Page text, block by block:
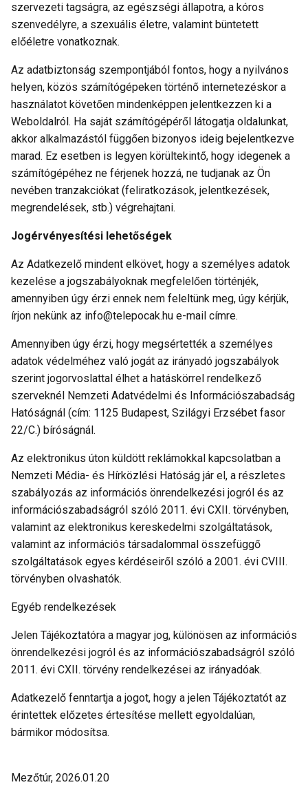
szervezeti tagságra, az egészségi állapotra, a kóros
szenvedélyre, a szexuális életre, valamint büntetett
előéletre vonatkoznak.
Az adatbiztonság szempontjából fontos, hogy a nyilvános
helyen, közös számítógépeken történő internetezéskor a
használatot követően mindenképpen jelentkezzen ki a
Weboldalról. Ha saját számítógépéről látogatja oldalunkat,
akkor alkalmazástól függően bizonyos ideig bejelentkezve
marad. Ez esetben is legyen körültekintő, hogy idegenek a
számítógépéhez ne férjenek hozzá, ne tudjanak az Ön
nevében tranzakciókat (feliratkozások, jelentkezések,
megrendelések, stb.) végrehajtani.
Jogérvényesítési lehetőségek
Az Adatkezelő mindent elkövet, hogy a személyes adatok
kezelése a jogszabályoknak megfelelően történjék,
amennyiben úgy érzi ennek nem feleltünk meg, úgy kérjük,
írjon nekünk az info@telepocak.hu e-mail címre.
Amennyiben úgy érzi, hogy megsértették a személyes
adatok védelméhez való jogát az irányadó jogszabályok
szerint jogorvoslattal élhet a hatáskörrel rendelkező
szerveknél Nemzeti Adatvédelmi és Információszabadság
Hatóságnál (cím: 1125 Budapest, Szilágyi Erzsébet fasor
22/C.) bíróságnál.
Az elektronikus úton küldött reklámokkal kapcsolatban a
Nemzeti Média- és Hírközlési Hatóság jár el, a részletes
szabályozás az információs önrendelkezési jogról és az
információszabadságról szóló 2011. évi CXII. törvényben,
valamint az elektronikus kereskedelmi szolgáltatások,
valamint az információs társadalommal összefüggő
szolgáltatások egyes kérdéseiről szóló a 2001. évi CVIII.
törvényben olvashatók.
Egyéb rendelkezések
Jelen Tájékoztatóra a magyar jog, különösen az információs
önrendelkezési jogról és az információszabadságról szóló
2011. évi CXII. törvény rendelkezései az irányadóak.
Adatkezelő fenntartja a jogot, hogy a jelen Tájékoztatót az
érintettek előzetes értesítése mellett egyoldalúan,
bármikor módosítsa.
Mezőtúr, 2026.01.20